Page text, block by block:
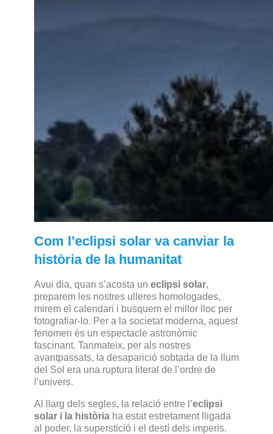
Com l’eclipsi solar va canviar la
història de la humanitat
Avui dia, quan s’acosta un eclipsi solar,
preparem les nostres ulleres homologades,
mirem el calendari i busquem el millor lloc per
fotografiar-lo. Per a la societat moderna, aquest
fenomen és un espectacle astronòmic
fascinant. Tanmateix, per als nostres
avantpassats, la desaparició sobtada de la llum
del Sol era una ruptura literal de l’ordre de
l’univers.
Al llarg dels segles, la relació entre l’eclipsi
solar i la història ha estat estretament lligada
al poder, la superstició i el destí dels imperis.